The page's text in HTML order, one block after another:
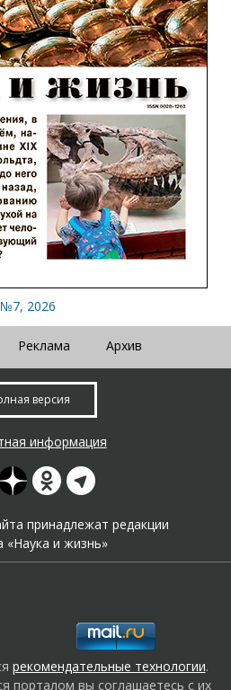
№7, 2026
Реклама Архив
версия
информация
принадлежат редакции
«Наука и жизнь»
рекомендательные технологии.
порталом вы соглашаетесь с их